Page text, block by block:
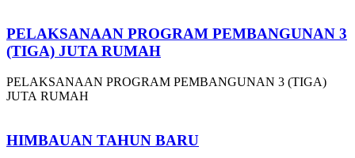
PELAKSANAAN PROGRAM PEMBANGUNAN 3
(TIGA) JUTA RUMAH
PELAKSANAAN PROGRAM PEMBANGUNAN 3 (TIGA)
JUTA RUMAH
HIMBAUAN TAHUN BARU